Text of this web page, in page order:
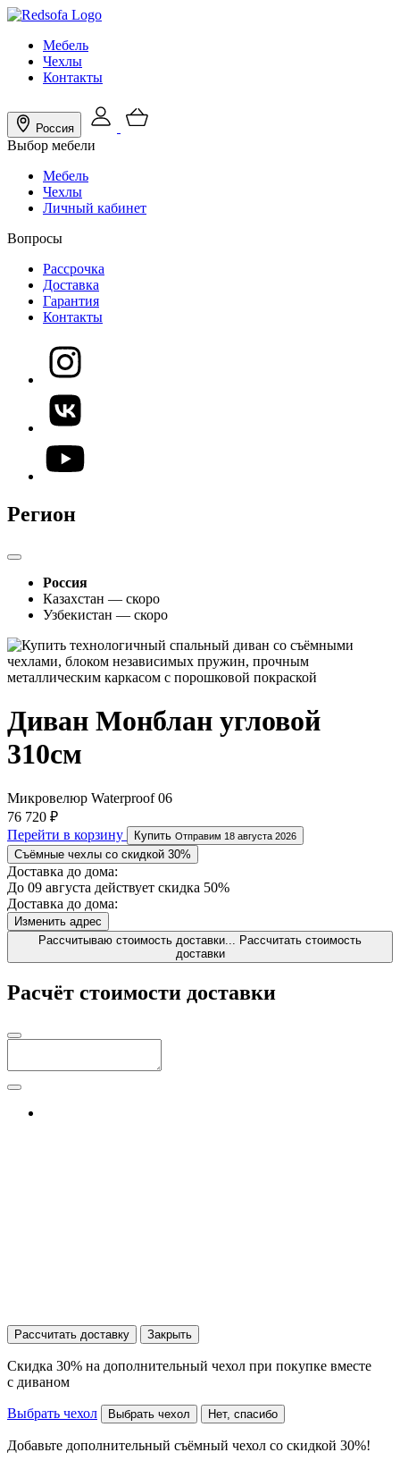
Мебель
Чехлы
Контакты
Россия
Выбор мебели
Мебель
Чехлы
Личный кабинет
Вопросы
Рассрочка
Доставка
Гарантия
Контакты
Регион
Россия
Казахстан — скоро
Узбекистан — скоро
Диван Монблан угловой
310см
Микровелюр Waterproof 06
76 720 ₽
Перейти в корзину
Купить Отправим 18 августа 2026
Съёмные чехлы со скидкой 30%
Доставка до дома:
До 09 августа действует скидка 50%
Доставка до дома:
Изменить адрес
Рассчитываю стоимость доставки...
Рассчитать стоимость
доставки
Расчёт стоимости доставки
Рассчитать доставку Закрыть
Скидка 30% на дополнительный чехол при покупке вместе
с диваном
Выбрать чехол Выбрать чехол Нет, спасибо
Добавьте дополнительный съёмный чехол со скидкой 30%!